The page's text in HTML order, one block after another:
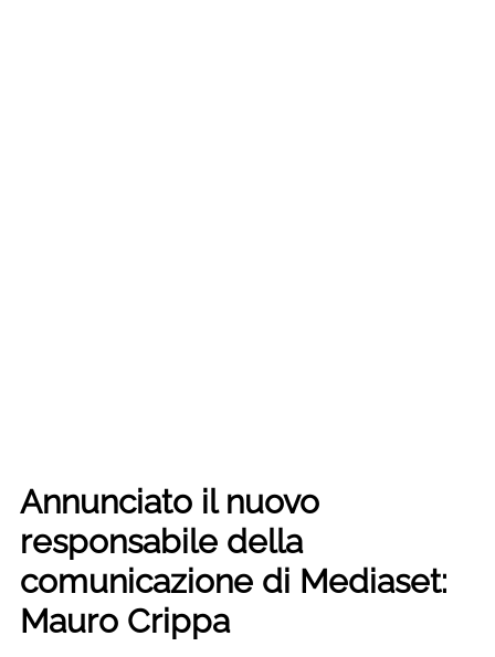
Annunciato il nuovo
responsabile della
comunicazione di Mediaset:
Mauro Crippa